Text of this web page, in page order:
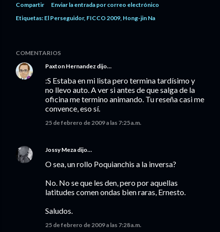
Compartir
Enviar la entrada por correo electrónico
Etiquetas: El Perseguidor FICCO 2009 Hong-jin Na
COMENTARIOS
Paxton Hernandez dijo…
:S Estaba en mi lista pero termina tardísimo y
no llevo auto. A ver si antes de que salga de la
oficina me termino animando. Tu reseña casi me
convence, eso sí.
25 de febrero de 2009 a las 7:25 a.m.
Jossy Meza dijo…
O sea, un rollo Poquianchis a la inversa?
No. No se que les den, pero por aquellas
latitudes comen ondas bien raras, Ernesto.
Saludos.
25 de febrero de 2009 a las 7:28 a.m.